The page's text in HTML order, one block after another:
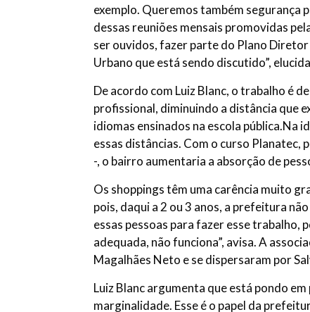
exemplo. Queremos também segurança
dessas reuniões mensais promovidas
ser ouvidos, fazer parte do Plano
Urbano que está sendo discutido”,
De acordo com Luiz Blanc, o trabalho é
profissional, diminuindo a distância que
idiomas ensinados na escola pública.Na
essas distâncias. Com o curso Planatec,
-, o bairro aumentaria a absorção de
Os shoppings têm uma carência muito
pois, daqui a 2 ou 3 anos, a prefeitura
essas pessoas para fazer esse trabalho,
adequada, não funciona”, avisa. A
Magalhães Neto e se dispersaram por
Luiz Blanc argumenta que está pondo
marginalidade. Esse é o papel da